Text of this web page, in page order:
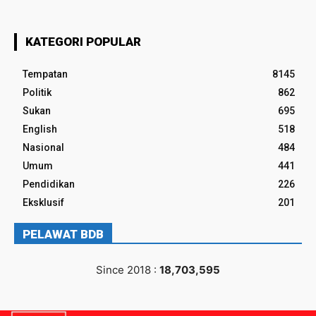
KATEGORI POPULAR
Tempatan
8145
Politik
862
Sukan
695
English
518
Nasional
484
Umum
441
Pendidikan
226
Eksklusif
201
PELAWAT BDB
Since 2018 : 18,703,595